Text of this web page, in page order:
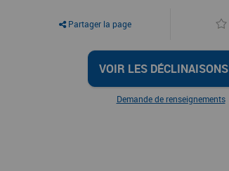
Partager la page
VOIR LES DÉCLINAISONS
Demande de renseignements